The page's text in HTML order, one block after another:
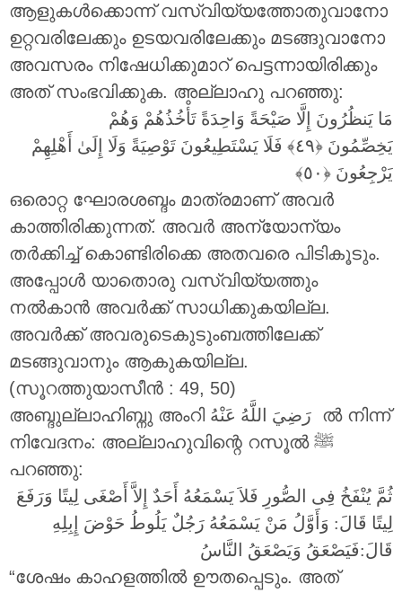
ആളുകൾക്കൊന്ന് വസ്വിയ്യത്തോതുവാനോ
ഉറ്റവരിലേക്കും ഉടയവരിലേക്കും മടങ്ങുവാനോ
അവസരം നിഷേധിക്കുമാറ് പെട്ടന്നായിരിക്കും
അത് സംഭവിക്കുക. അല്ലാഹു പറഞ്ഞു:
مَا يَنظُرُونَ إِلَّا صَيْحَةً وَاحِدَةً تَأْخُذُهُمْ وَهُمْ
يَخِصِّمُونَ
فَلَا يَسْتَطِيعُونَ تَوْصِيَةً وَلَا إِلَىٰ أَهْلِهِمْ
يَرْجِعُونَ
ഒരൊറ്റ ഘോരശബ്ദം മാത്രമാണ് അവർ
കാത്തിരിക്കുന്നത്. അവർ അന്യോന്യം
തർക്കിച്ച് കൊണ്ടിരിക്കെ അതവരെ പിടികൂടും.
അപ്പോൾ യാതൊരു വസ്വിയ്യത്തും
നൽകാൻ അവർക്ക് സാധിക്കുകയില്ല.
അവർക്ക് അവരുടെകുടുംബത്തിലേക്ക്
മടങ്ങുവാനും ആകുകയില്ല.
(സൂറത്തുയാസീൻ : 49, 50)
അബ്ദുല്ലാഹിബ്നു അംറി رَضِيَ اللَّهُ عَنْهُ ൽ നിന്ന്
നിവേദനം: അല്ലാഹുവിന്റെ റസൂൽ ‎ﷺ
പറഞ്ഞു:
ثُمَّ يُنْفَخُ فِى الصُّورِ فَلاَ يَسْمَعُهُ أَحَدٌ إِلاَّ أَصْغَى لِيتًا وَرَفَعَ
لِيتًا قَالَ: وَأَوَّلُ مَنْ يَسْمَعُهُ رَجُلٌ يَلُوطُ حَوْضَ إِبِلِهِ
قَالَ:فَيَصْعَقُ وَيَصْعَقُ النَّاسُ
“ശേഷം കാഹളത്തിൽ ഊതപ്പെടും. അത്